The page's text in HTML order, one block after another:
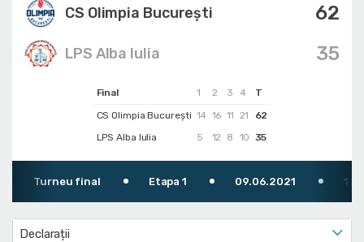
CS Olimpia București 62
Final 1 2 3 4
T
CS Olimpia București 14 16 11 21
62
LPS Alba Iulia
5 12 8 10 35
35
LPS Alba Iulia
Turneu final Etapa 1 09.06.2021 12:30
Declarații